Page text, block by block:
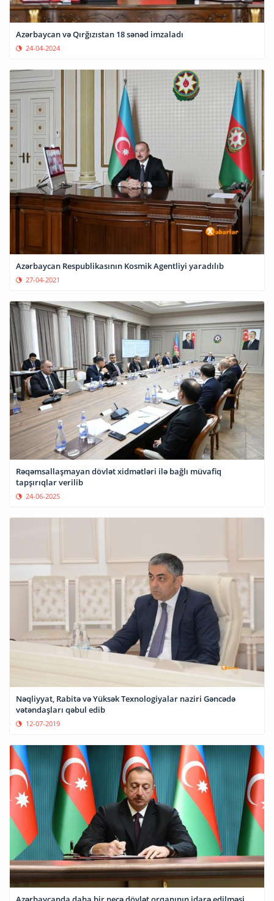
Azərbaycan və Qırğızıstan 18 sənəd imzaladı
24-04-2024
Azərbaycan Respublikasının Kosmik Agentliyi yaradılıb
27-04-2021
Rəqəmsallaşmayan dövlət xidmətləri ilə bağlı müvafiq
tapşırıqlar verilib
24-06-2025
Nəqliyyat, Rabitə və Yüksək Texnologiyalar naziri Gəncədə
vətəndaşları qəbul edib
12-07-2019